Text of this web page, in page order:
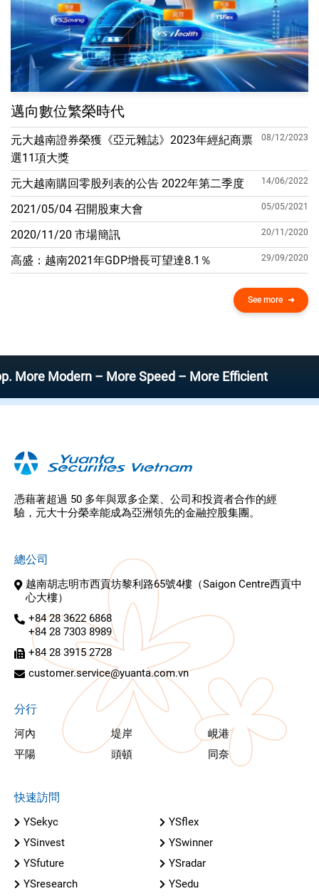
邁向數位繁榮時代
元大越南證券榮獲《亞元雜誌》2023年經紀商票
選11項大獎
08/12/2023
元大越南購回零股列表的公告 2022年第二季度 14/06/2022
2021/05/04 召開股東大會 05/05/2021
2020/11/20 市場簡訊 20/11/2020
高盛：越南2021年GDP增​​長可望達8.1％ 29/09/2020
See more
– More Speed – More Efficient
憑藉著超過 50 多年與眾多企業、公司和投資者合作的經
驗，元大十分榮幸能成為亞洲領先的金融控股集團。
總公司
越南胡志明市西貢坊黎利路65號4樓（Saigon Centre西貢中
心大樓）
+84 28 3622 6868
+84 28 7303 8989
+84 28 3915 2728
customer.service@yuanta.com.vn
分行
河內 堤岸
峴港
平陽
頭頓 同奈
快速訪問
YSekyc
YSflex
YSinvest
YSwinner
YSfuture
YSradar
YSresearch
YSedu